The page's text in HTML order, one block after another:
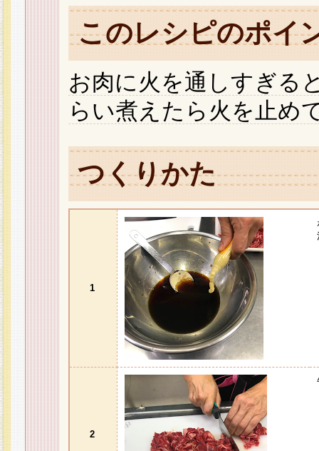
このレシピのポイ
お肉に火を通しすぎる
らい煮えたら火を止め
つくりかた
1
2